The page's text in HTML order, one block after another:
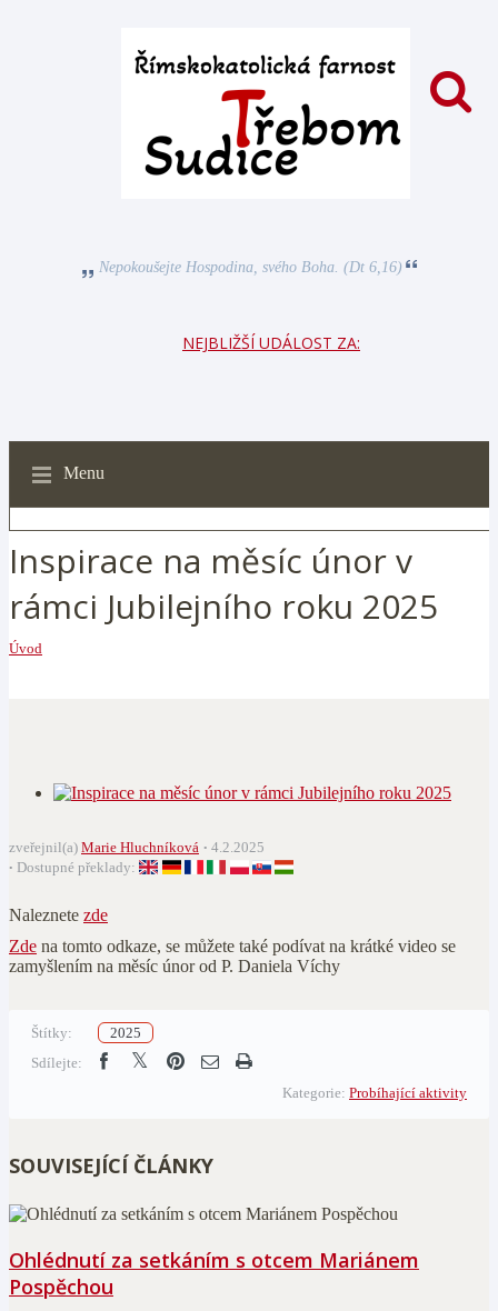
Nepokoušejte Hospodina, svého Boha. (Dt 6,16)
NEJBLIŽŠÍ UDÁLOST ZA:
Menu
Inspirace na měsíc únor v
rámci Jubilejního roku 2025
Úvod
zveřejnil(a) Marie Hluchníková
4.2.2025
Dostupné překlady:
Naleznete zde
Zde na tomto odkaze, se můžete také podívat na krátké video se
zamyšlením na měsíc únor od P. Daniela Víchy
Štítky:
2025
Sdílejte:
Kategorie: Probíhající aktivity
SOUVISEJÍCÍ ČLÁNKY
Ohlédnutí za setkáním s otcem Mariánem
Pospěchou